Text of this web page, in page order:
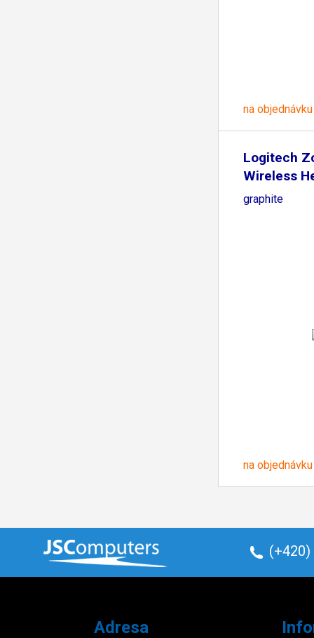
na objednávku
Logitech
Wireless
graphite
na objednávku
(+420)
Adresa